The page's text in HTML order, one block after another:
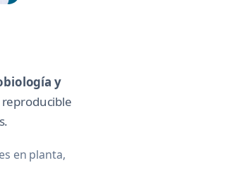
y
en planta,